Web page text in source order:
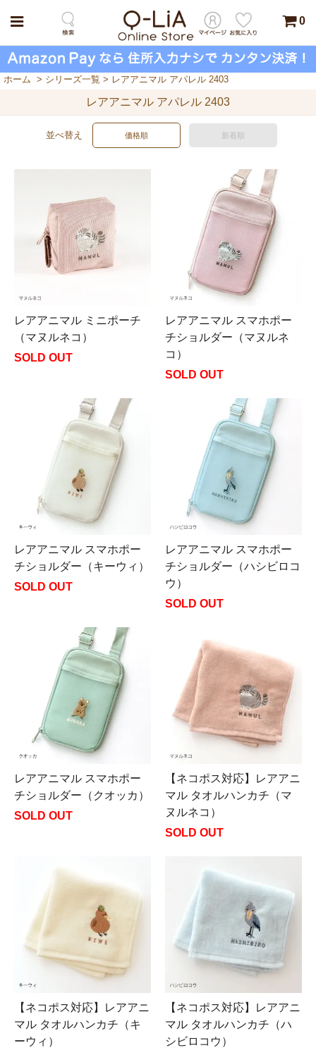
0
ホーム > シリーズ一覧 > レアアニマル アパレル 2403
レアアニマル アパレル 2403
並べ替え 価格順 新着順
レアアニマル ミニポーチ
（マヌルネコ）
SOLD OUT
レアアニマル スマホポー
チショルダー（マヌルネ
コ）
SOLD OUT
レアアニマル スマホポー
チショルダー（キーウィ）
SOLD OUT
レアアニマル スマホポー
チショルダー（ハシビロコ
ウ）
SOLD OUT
レアアニマル スマホポー
チショルダー（クオッカ）
SOLD OUT
【ネコポス対応】レアアニ
マル タオルハンカチ（マ
ヌルネコ）
SOLD OUT
【ネコポス対応】レアアニ
マル タオルハンカチ（キ
ーウィ）
【ネコポス対応】レアアニ
マル タオルハンカチ（ハ
シビロコウ）